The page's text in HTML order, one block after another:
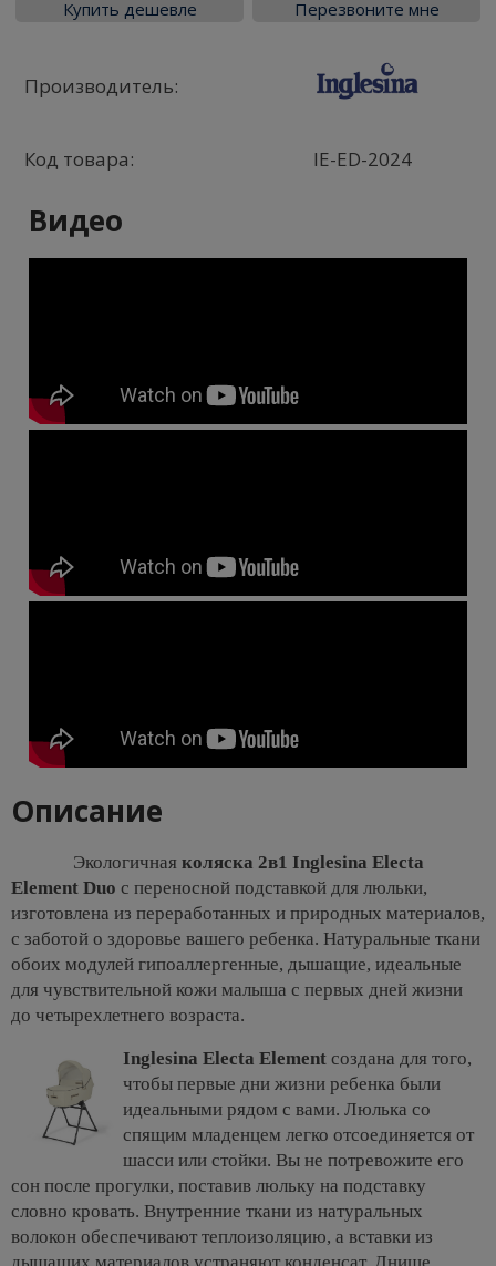
Купить дешевле
Перезвоните мне
Производитель:
Код товара: IE-ED-2024
Видео
Описание
Экологичная коляска 2в1 Inglesina Electa
Element Duo с переносной подставкой для люльки,
изготовлена из переработанных и природных материалов,
с заботой о здоровье вашего ребенка. Натуральные ткани
обоих модулей гипоаллергенные, дышащие, идеальные
для чувствительной кожи малыша с первых дней жизни
до четырехлетнего возраста.
Inglesina Electa Elementсоздана для того,
чтобы первые дни жизни ребенка были
идеальными рядом с вами. Люлька со
спящим младенцем легко отсоединяется от
шасси или стойки. Вы не потревожите его
сон после прогулки, поставив люльку на подставку
словно кровать. Внутренние ткани из натуральных
волокон обеспечивают теплоизоляцию, а вставки из